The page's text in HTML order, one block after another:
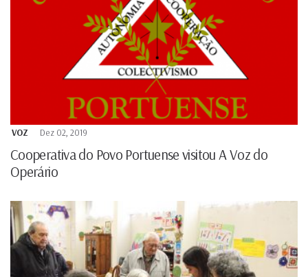
VOZ Dez 02, 2019
Cooperativa do Povo Portuense visitou A Voz do
Operário